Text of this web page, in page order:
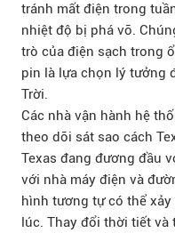
tránh mất điện trong
nhiệt độ bị phá vỡ.
trò của điện sạch trong
pin là lựa chọn lý tưởng
Trời.
Các nhà vận hành hệ
theo dõi sát sao cách
Texas đang đương đầu
với nhà máy điện và
hình tương tự có thể
lúc. Thay đổi thời tiết